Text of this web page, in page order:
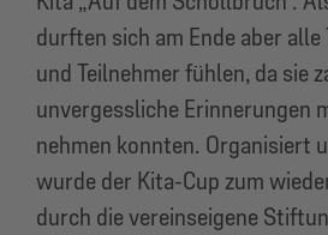
durften sich am Ende aber alle
und Teilnehmer fühlen, da sie
unvergessliche Erinnerungen
nehmen konnten. Organisiert
wurde der Kita-Cup zum
durch die vereinseigene